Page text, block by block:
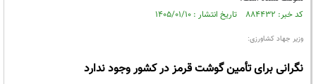
کد خبر: ۸۸۴۴۳۲ تاریخ انتشار : ۱۴۰۵/۰۱/۱۰
وزیر جهاد کشاورزی:
نگرانی برای تأمین گوشت قرمز در کشور وجود ندارد